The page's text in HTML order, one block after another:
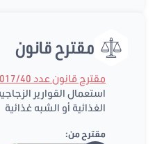
مقترح قانون
مقترح قانون عدد 2017/40
استعمال القوارير
الغذائية أو الشبه غذائية
مقترح من: